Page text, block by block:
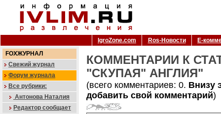
IgroZone.com Ros-Новости
Е-
FOXЖУРНАЛ
Свежий журнал
Форум журнала
Все рубрики:
Антонова Наталия
Редактор сообщает
КОММЕНТАРИИ К
"СКУПАЯ" АНГЛИЯ"
(всего комментариев: 0. Внизу
добавить свой комментарий)